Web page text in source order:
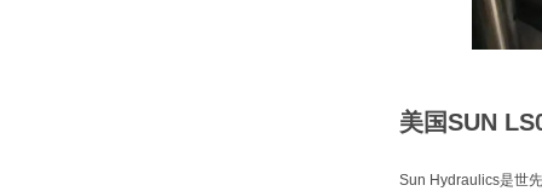
美国SUN
Sun Hydraulics是世